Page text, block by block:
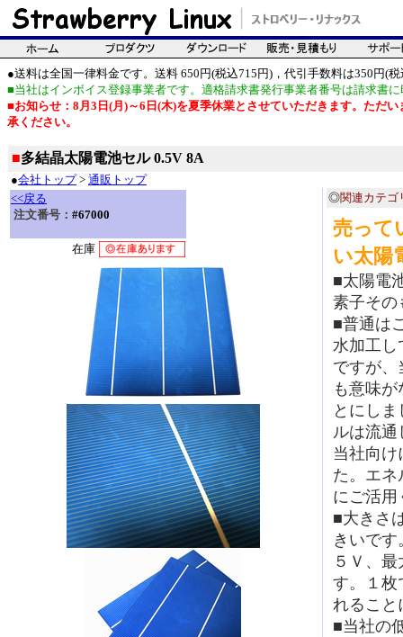
●送料は全国一律料金です。送料 650円(税込715円)，代引手数料は350円(税
■当社はインボイス登録事業者です。適格請求書発行事業者番号は請求書
■お知らせ：8月3日(月)～6日(木)を夏季休業とさせていただきます。ただ
承ください。
■多結晶太陽電池セル 0.5V 8A
●会社トップ> 通販トップ
<<戻る
注文番号： #67000
在庫
◎関連カテゴ
売って
い太陽
■太陽電
素子その
■普通は
水加工し
ですが、
も意味
とにし
ルは流通
当社向け
た。エネ
にご活用
■大きさ
きいで
５Ｖ、
す。１枚
れること
■当社の